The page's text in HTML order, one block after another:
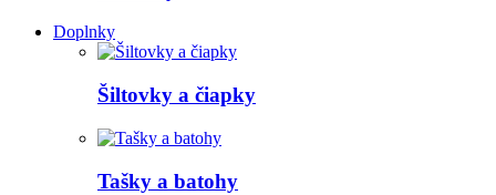
Doplnky
Šiltovky a čiapky
Tašky a batohy